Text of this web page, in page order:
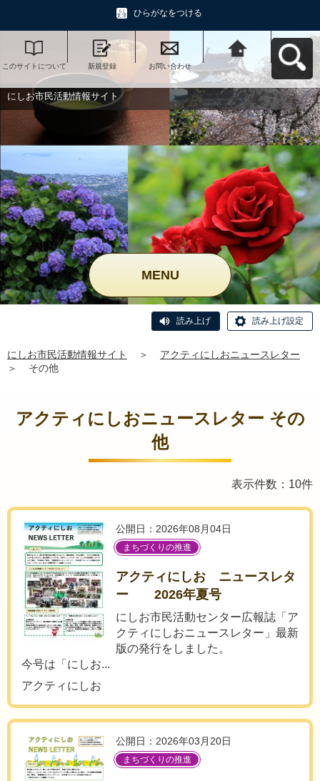
ひらがなをつける
このサイトについて 新規登録 お問い合わせ
にしお市民活動情報
サイトへ戻る
にしお市民活動情報サイト
MENU
読み上げ 読み上げ設定
にしお市民活動情報サイト ＞
アクティにしおニュースレター
＞
その他
アクティにしおニュースレター その
他
表示件数：10件
公開日：2026年08月04日
まちづくりの推進
アクティにしお ニュースレタ
ー 2026年夏号
にしお市民活動センター広報誌「ア
クティにしおニュースレター」最新
版の発行をしました。
今号は「にしお...
アクティにしお
公開日：2026年03月20日
まちづくりの推進